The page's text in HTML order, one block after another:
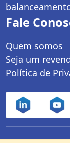
Fale
Quem somos
Seja um
Política de